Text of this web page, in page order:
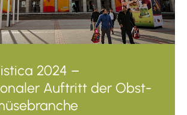
2024 –
Auftritt der Obst-